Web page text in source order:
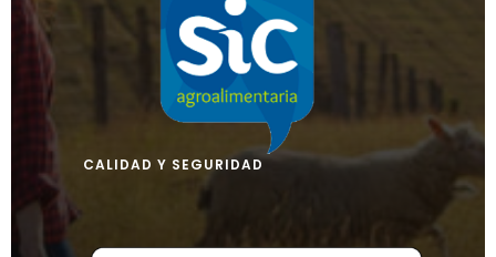
CALIDAD Y SEGURIDAD